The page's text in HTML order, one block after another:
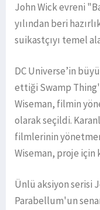
John Wick evreni
yılından beri
suikastçıyı temel
DC Universe’in
ettiği Swamp
Wiseman, filmin
olarak seçildi.
filmlerinin
Wiseman, proje için
Ünlü aksiyon serisi
Parabellum'un